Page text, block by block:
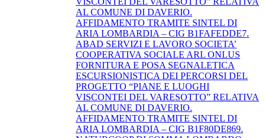
AL COMUNE DI DAVERIO.
AFFIDAMENTO TRAMITE SINTEL DI
ARIA LOMBARDIA – CIG B1FAFEDDE7.
ABAD SERVIZI E LAVORO SOCIETA’
COOPERATIVA SOCIALE ARL ONLUS
FORNITURA E POSA SEGNALETICA
ESCURSIONISTICA DEI PERCORSI DEL
PROGETTO “PIANE E LUOGHI
VISCONTEI DEL VARESOTTO” RELATIVA
AL COMUNE DI DAVERIO.
AFFIDAMENTO TRAMITE SINTEL DI
ARIA LOMBARDIA – CIG B1F80DE869.